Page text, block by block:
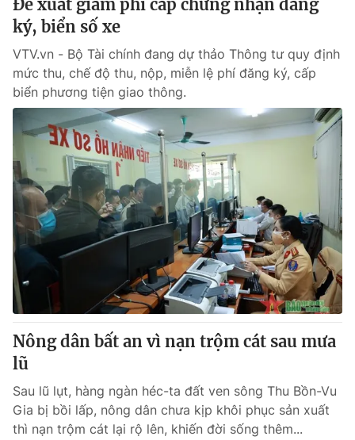
Đề xuất giảm phí cấp chứng nhận đăng
ký, biển số xe
VTV.vn - Bộ Tài chính đang dự thảo Thông tư quy định
mức thu, chế độ thu, nộp, miễn lệ phí đăng ký, cấp
biển phương tiện giao thông.
Nông dân bất an vì nạn trộm cát sau mưa
lũ
Sau lũ lụt, hàng ngàn héc-ta đất ven sông Thu Bồn-Vu
Gia bị bồi lấp, nông dân chưa kịp khôi phục sản xuất
thì nạn trộm cát lại rộ lên, khiến đời sống thêm...